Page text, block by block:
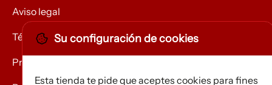
Aviso legal
Términos y condiciones
Privacidad
Su configuración de cookies
Esta tienda te pide que aceptes cookies para fines